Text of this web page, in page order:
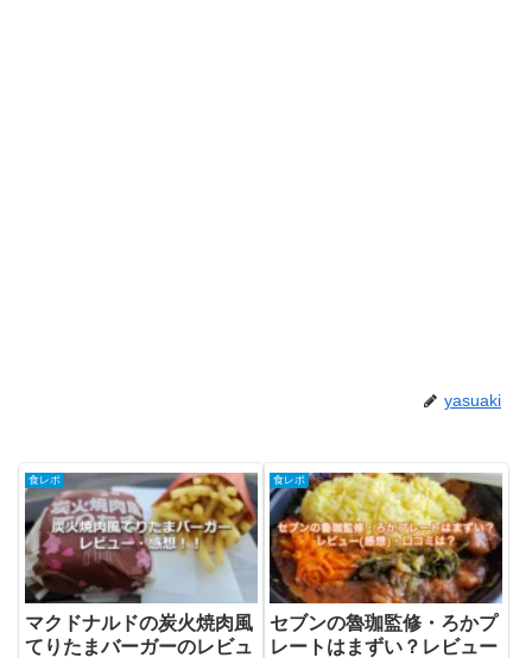
yasuaki
食レポ
マクドナルドの炭火焼肉風
てりたまバーガーのレビュ
食レポ
セブンの魯珈監修・ろかプ
レートはまずい？レビュー